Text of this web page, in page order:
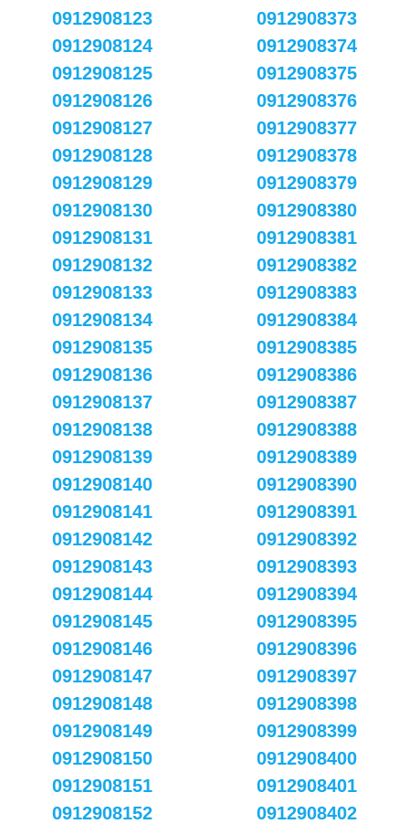
0912908123
0912908124
0912908125
0912908126
0912908127
0912908128
0912908129
0912908130
0912908131
0912908132
0912908133
0912908134
0912908135
0912908136
0912908137
0912908138
0912908139
0912908140
0912908141
0912908142
0912908143
0912908144
0912908145
0912908146
0912908147
0912908148
0912908149
0912908150
0912908151
0912908152
0912908373
0912908374
0912908375
0912908376
0912908377
0912908378
0912908379
0912908380
0912908381
0912908382
0912908383
0912908384
0912908385
0912908386
0912908387
0912908388
0912908389
0912908390
0912908391
0912908392
0912908393
0912908394
0912908395
0912908396
0912908397
0912908398
0912908399
0912908400
0912908401
0912908402